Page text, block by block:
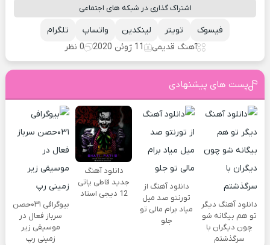
اشتراک گذاری در شبکه های اجتماعی
تلگرام واتساپ لینکدین تویتر
فیسوک
آهنگ قدیمی
11 ژوئن 2020 0 نظر
پست های پیشنهادی
دانلود آهنگ دیگر
تو هم بیگانه شو
چون دیگران با
سرگذشتم
دانلود آهنگ از
تورنتو صد میل
میاد برام مالی تو
جلو
دانلود آهنگ
جدید قاطی پاتی
12 دیجی استاد
بیوگرافی ۰۳۱حصن
سرباز فعال در
موسیقی زیر
زمینی رپ